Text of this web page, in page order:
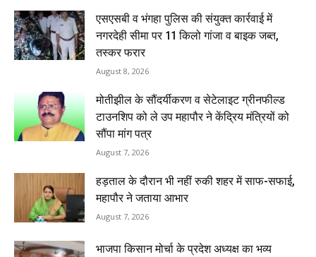
एसएसबी व भंगहा पुलिस की संयुक्त कार्रवाई में
नगरदेही सीमा पर 11 किलो गांजा व बाइक जब्त,
तस्कर फरार
August 8, 2026
मोतीझील के सौंदर्यीकरण व सेटेलाइट ग्रीनफील्ड
टाउनशिप को ले उप महापौर ने केंद्रिय मंत्रियों को
सौंपा मांग पत्र
August 7, 2026
हड़ताल के दौरान भी नहीं रुकी शहर में साफ-सफाई,
महापौर ने जताया आभार
August 7, 2026
भाजपा किसान मोर्चा के प्रदेश अध्यक्ष का भव्य